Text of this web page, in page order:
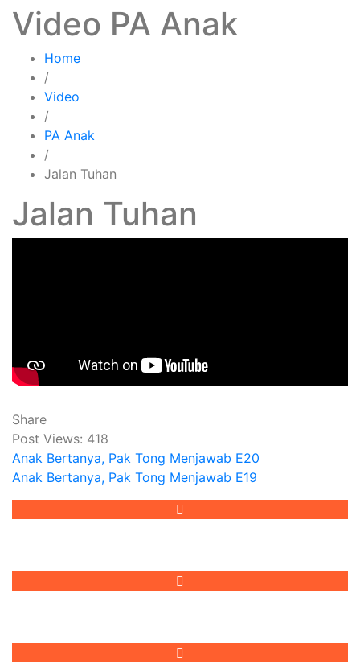
Video PA Anak
Home
/
Video
/
PA Anak
/
Jalan Tuhan
Jalan Tuhan
Share
Post Views: 418
Anak Bertanya, Pak Tong Menjawab E20
Anak Bertanya, Pak Tong Menjawab E19